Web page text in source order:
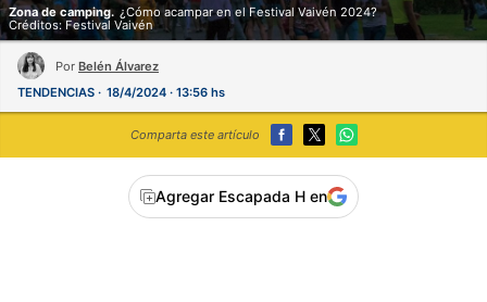
Zona de camping. ¿Cómo acampar en el Festival Vaivén 2024?
Créditos: Festival Vaivén
Por Belén Álvarez
TENDENCIAS
18/4/2024 · 13:56 hs
Comparta este artículo
Agregar Escapada H en